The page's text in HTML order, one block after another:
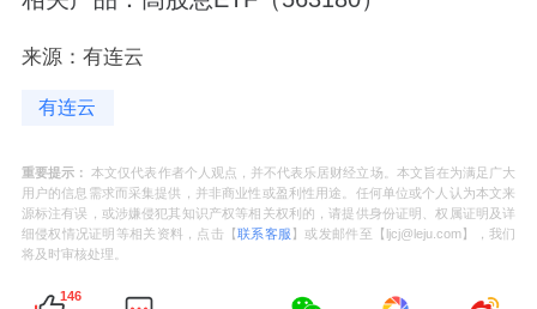
来源：有连云
有连云
重要提示： 本文仅代表作者个人观点，并不代表乐居财经立场。本文旨在为满足广大
用户的信息需求而采集提供，并非商业性或盈利性用途。任何单位或个人认为本文来
源标注有误，或涉嫌侵犯其知识产权等相关权利的，请提供身份证明、权属证明及详
细侵权情况证明等相关资料，点击【联系客服 】或发邮件至【ljcj@leju.com】，我们
将及时审核处理。
146